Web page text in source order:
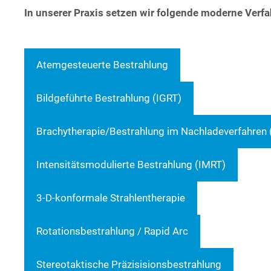
In unse­rer Pra­xis set­zen wir fol­gen­de moder­ne
Atem­ge­steu­er­te Bestrahlung
Bild­ge­führ­te Bestrah­lung (IGRT)
Brachytherapie/Bestrahlung im
Inten­si­täts­mo­du­lier­te Bestrah­lung (IMRT)
3-D-kon­for­ma­le Strahlentherapie
Rota­ti­ons­be­strah­lung / Rapid Arc
Ste­reo­tak­ti­sche Präzisisionsbestrahlung